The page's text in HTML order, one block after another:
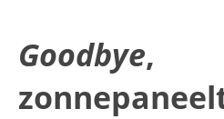
Goodbye,